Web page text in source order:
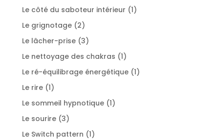
produit
Le côté du saboteur intérieur 11
Le grignotage 22
produits
Le lâcher-prise 33
produits
Le nettoyage des chakras 11
produit
Le ré-équilibrage énergétique 11
Le rire 11
produit
Le sommeil hypnotique 11
Le sourire 33
produits
Le Switch pattern 11